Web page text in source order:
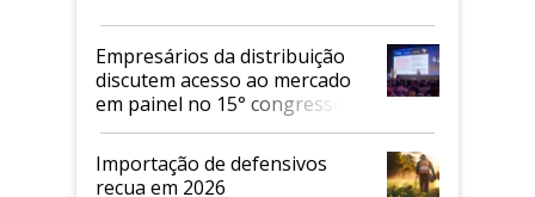
Empresários da distribuição
discutem acesso ao mercado
em painel no 15° congresso
Andav
Importação de defensivos
recua em 2026